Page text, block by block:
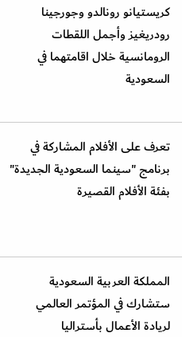
كريستيانو رونالدو وجورجينا
رودريغيز وأجمل اللقطات
الرومانسية خلال اقامتهما في
السعودية
تعرف على الأفلام المشاركة في
برنامج "سينما السعودية الجديدة"
بفئة الأفلام القصيرة
المملكة العربية السعودية
ستشارك في المؤتمر العالمي
لريادة الأعمال بأستراليا